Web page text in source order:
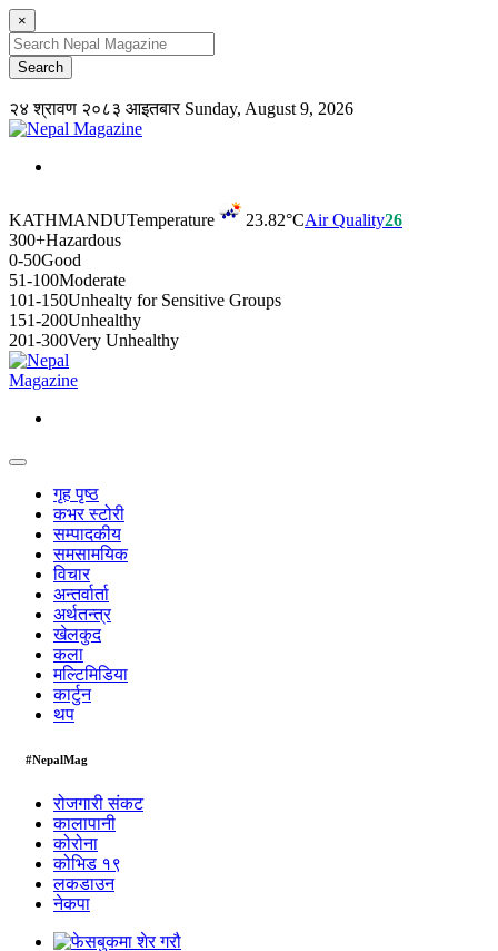
×
२४ श्रावण २०८३ आइतबारSunday, August 9, 2026
KATHMANDUTemperature 23.82°CAir Quality26
300+Hazardous
0-50Good
51-100Moderate
101-150Unhealty for Sensitive Groups
151-200Unhealthy
201-300Very Unhealthy
गृह पृष्ठ
कभर स्टोरी
सम्पादकीय
समसामयिक
विचार
अन्तर्वार्ता
अर्थतन्त्र
खेलकुद
कला
मल्टिमिडिया
कार्टुन
थप
#NepalMag
रोजगारी संकट
कालापानी
कोरोना
कोभिड १९
लकडाउन
नेकपा